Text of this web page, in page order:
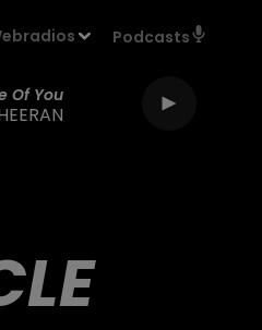
Podcasts
Of You